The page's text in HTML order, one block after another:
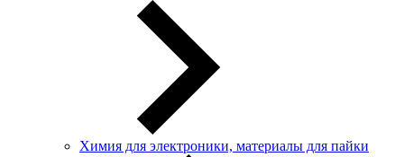
Химия для электроники, материалы для пайки